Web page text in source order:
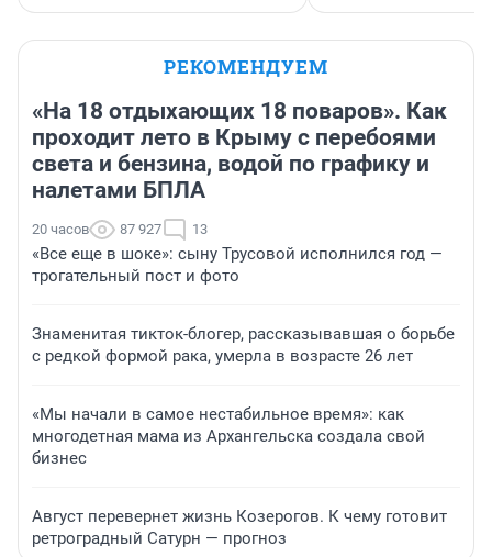
РЕКОМЕНДУЕМ
«На 18 отдыхающих 18 поваров». Как
проходит лето в Крыму с перебоями
света и бензина, водой по графику и
налетами БПЛА
20 часов 87 927 13
«Все еще в шоке»: сыну Трусовой исполнился год —
трогательный пост и фото
Знаменитая тикток-блогер, рассказывавшая о борьбе
с редкой формой рака, умерла в возрасте 26 лет
«Мы начали в самое нестабильное время»: как
многодетная мама из Архангельска создала свой
бизнес
Август перевернет жизнь Козерогов. К чему готовит
ретроградный Сатурн — прогноз